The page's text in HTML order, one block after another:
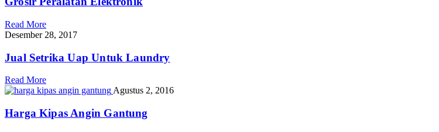
Read More
Desember 28, 2017
Jual Setrika Uap Untuk Laundry
Read More
Agustus 2, 2016
Harga Kipas Angin Gantung